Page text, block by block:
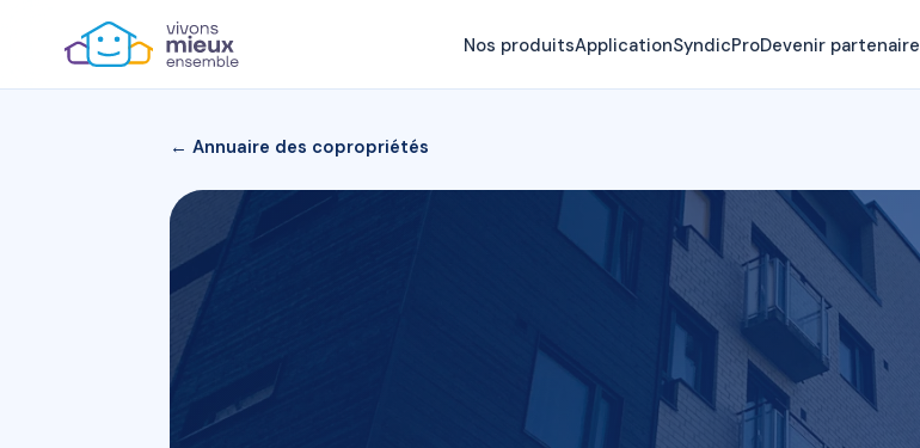
Nos produitsApplicationSyndicProDevenir partenaire
← Annuaire des copropriétés